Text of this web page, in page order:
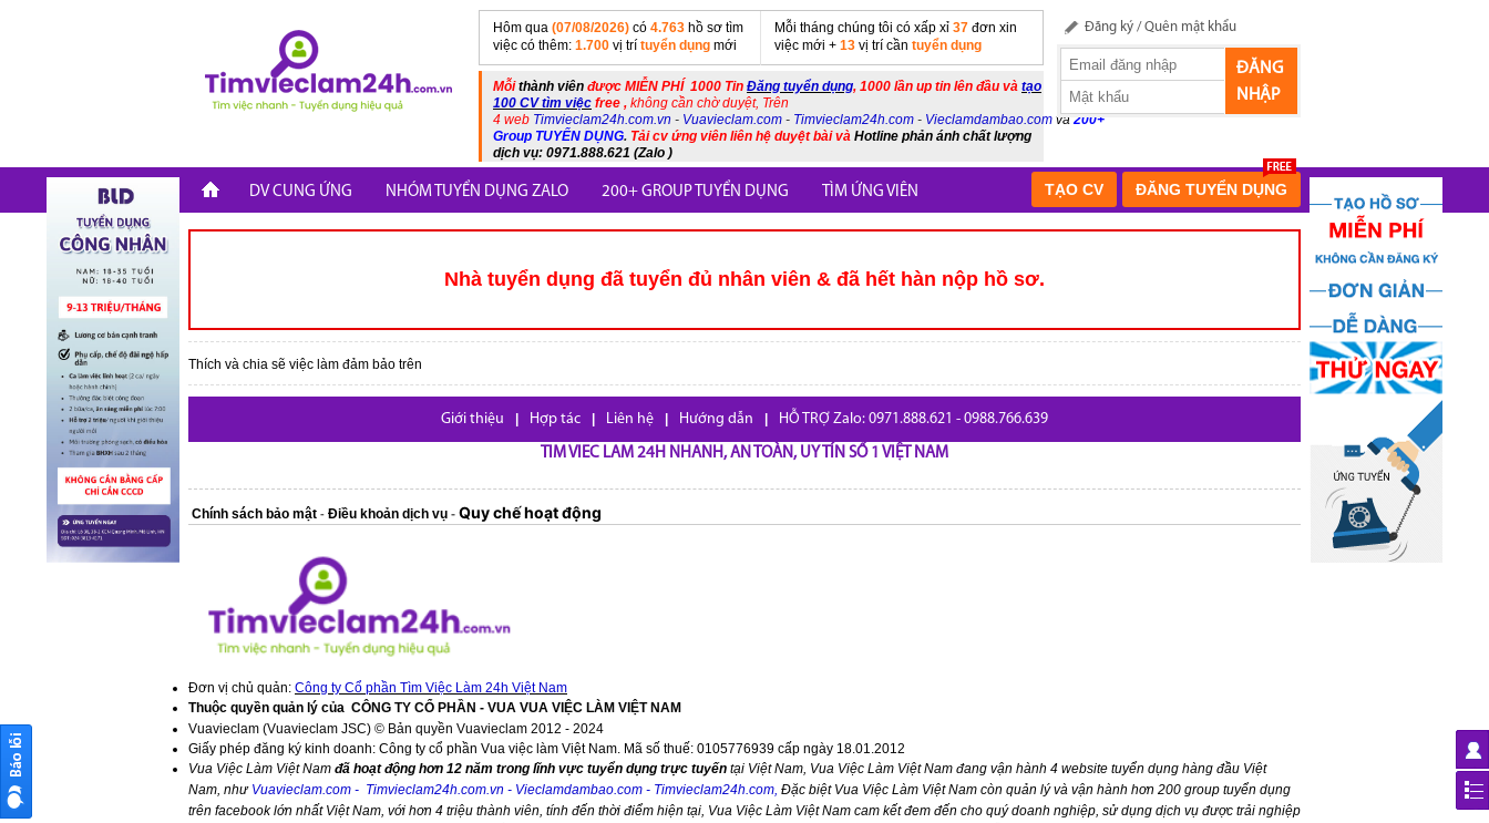
Hôm qua (07/08/2026) có 4.763 hồ sơ tìm
việc có thêm: 1.700 vị trí tuyển dụng mới
Mỗi tháng chúng tôi có xấp xỉ 37 đơn xin
việc mới + 13 vị trí cần tuyển dụng
Mỗithành viên được MIỄN PHÍ 1000 Tin Đăng tuyển dụng, 1000 lần up tin lên đầu và tạo
100 CV tìm việc free , không cần chờ duyệt, Trên
4 web Timvieclam24h.com.vn - Vuavieclam.com - Timvieclam24h.com - Vieclamdambao.com và 200+
Group TUYỂN DỤNG. Tải cv ứng viên liên hệ duyệt bài và Hotline phản ánh chất lượng
dịch vụ: 0971.888.621 (Zalo )
Đăng ký /Quên mật khẩu
ĐĂNG
NHẬP
DV CUNG ỨNG NHÓM TUYỂN DỤNG ZALO 200+ GROUP TUYỂN DỤNG TÌM ỨNG VIÊN ĐĂNG TUYỂN DỤNG
TẠO CV
Nhà tuyển dụng đã tuyển đủ nhân viên & đã hết hàn nộp hồ sơ.
Thích và chia sẽ việc làm đảm bảo trên
Giới thiệu Hợp tác Liên hệ Hướng dẫn HỖ TRỢ Zalo: 0971.888.621 - 0988.766.639
TIM VIEC LAM 24H NHANH, AN TOÀN, UY TÍN SỐ 1 VIỆT NAM
Chính sách bảo mật - Điều khoản dịch vụ - Quy chế hoạt động
Đơn vị chủ quản: Công ty Cổ phần Tìm Việc Làm 24h Việt Nam
Thuộc quyền quản lý của CÔNG TY CỔ PHẦN - VUA VUA VIỆC LÀM VIỆT NAM
Vuavieclam (Vuavieclam JSC) © Bản quyền Vuavieclam 2012 - 2024
Giấy phép đăng ký kinh doanh: Công ty cổ phần Vua việc làm Việt Nam. Mã số thuế: 0105776939 cấp ngày 18.01.2012
Vua Việc Làm Việt Nam đã hoạt động hơn 12 năm trong lĩnh vực tuyển dụng trực tuyến tại Việt Nam, Vua Việc Làm Việt Nam đang vận hành 4 website tuyển dụng hàng đầu Việt
Nam, như Vuavieclam.com - Timvieclam24h.com.vn - Vieclamdambao.com - Timvieclam24h.com, Đặc biệt Vua Việc Làm Việt Nam còn quản lý và vận hành hơn 200 group tuyển dụng
trên facebook lớn nhất Việt Nam, với hơn 4 triệu thành viên, tính đến thời điểm hiện tại, Vua Việc Làm Việt Nam cam kết đem đến cho quý doanh nghiệp, sử dụng dịch vụ được trải nghiệp